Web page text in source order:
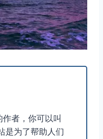
者，你可以叫
是为了帮助人们